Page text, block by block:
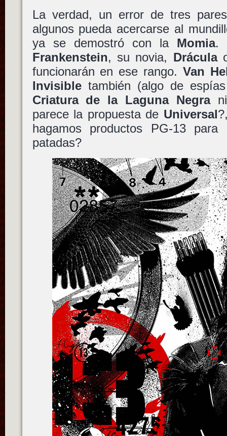
La verdad, un error de tres
algunos pueda acercarse al
ya se demostró con la Momia.
Frankenstein, su novia, Drácula
funcionarán en ese rango.Van
Invisibletambién (algo de
Criatura de la Laguna Negrani
parece la propuesta de Universal
hagamos productos PG-13
patadas?